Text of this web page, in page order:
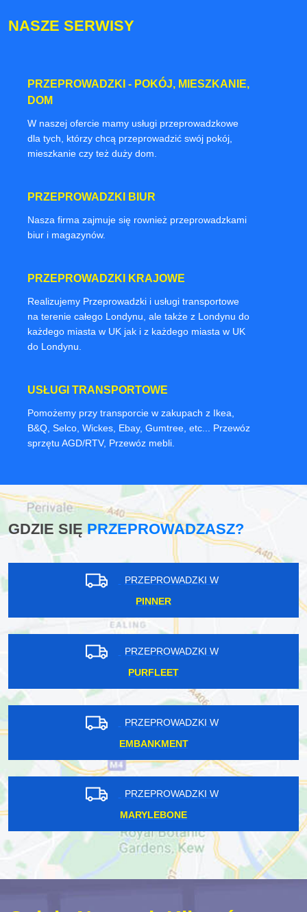
NASZE SERWISY
PRZEPROWADZKI - POKÓJ, MIESZKANIE,
DOM
W naszej ofercie mamy usługi przeprowadzkowe dla
tych, którzy chcą przeprowadzić swój pokój,
PRZEPROWADZKI BIUR
Nasza firma zajmuje się rownież przeprowadzkami
PRZEPROWADZKI KRAJOWE
Realizujemy Przeprowadzki i usługi transportowe
na terenie całego Londynu, ale także z Londynu do
każdego miasta w UK jak i z każdego miasta w UK
USŁUGI TRANSPORTOWE
Pomożemy przy transporcie w zakupach z Ikea,
B&Q, Selco, Wickes, Ebay, Gumtree, etc... Przewóz
GDZIE SIĘ PRZEPROWADZASZ?
PRZEPROWADZKI W
PINNER
PRZEPROWADZKI W
PURFLEET
PRZEPROWADZKI W
EMBANKMENT
PRZEPROWADZKI W
MARYLEBONE